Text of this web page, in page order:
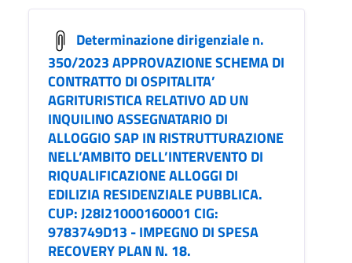
Determinazione dirigenziale n.
350/2023 APPROVAZIONE SCHEMA DI
CONTRATTO DI OSPITALITA’
AGRITURISTICA RELATIVO AD UN
INQUILINO ASSEGNATARIO DI
ALLOGGIO SAP IN RISTRUTTURAZIONE
NELL’AMBITO DELL’INTERVENTO DI
RIQUALIFICAZIONE ALLOGGI DI
EDILIZIA RESIDENZIALE PUBBLICA.
CUP: J28I21000160001 CIG:
9783749D13 - IMPEGNO DI SPESA
RECOVERY PLAN N. 18.